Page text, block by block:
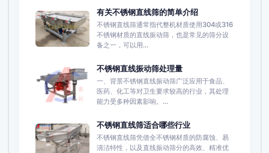
有关不锈钢直线筛的简单介绍
不锈钢直线筛通常指代整机材质使用304或316
不锈钢材质的直线振动筛，也是常见的筛分设
备之一，可以用...
不锈钢直线振动筛处理量
一、背景不锈钢直线振动筛广泛应用于食品、
医药、化工等对卫生要求较高的行业，其处理
能力受多种因素影响。...
不锈钢直线筛适合哪些行业
不锈钢直线筛凭借全不锈钢材质的防腐蚀、易
清洁特性，以及直线振动筛分的高效、精准优